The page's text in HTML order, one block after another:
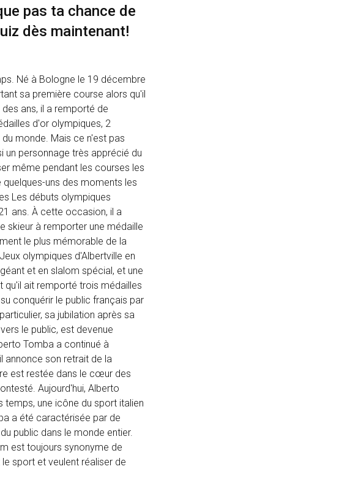
pas ta chance de
dès maintenant!
Né à Bologne le 19 décembre
sa première course alors qu'il
ans, il a remporté de
d'or olympiques, 2
monde. Mais ce n'est pas
un personnage très apprécié du
même pendant les courses les
uns des moments les
Les débuts olympiques
ans. À cette occasion, il a
skieur à remporter une médaille
le plus mémorable de la
olympiques d'Albertville en
et en slalom spécial, et une
qu'il ait remporté trois médailles
conquérir le public français par
sa jubilation après sa
le public, est devenue
Tomba a continué à
annonce son retrait de la
est restée dans le cœur des
Aujourd'hui, Alberto
une icône du sport italien
a été caractérisée par de
public dans le monde entier.
est toujours synonyme de
sport et veulent réaliser de